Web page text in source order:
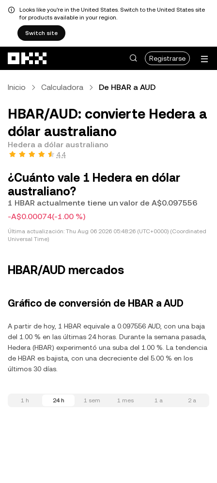
Looks like you're in the United States. Switch to the United States site
for products available in your region.
Switch site
Registrarse
Inicio Calculadora De HBAR a AUD
HBAR/AUD: convierte Hedera a
dólar australiano
Hedera a dólar australiano
4.4
¿Cuánto vale 1 Hedera en dólar
australiano?
1 HBAR actualmente tiene un valor de A$0.097556
-A$0.00074(-1.00 %)
Última actualización: Thu Aug 06 2026 05:48:26 (UTC+0000) (Coordinated
Universal Time)
HBAR/AUD mercados
Gráfico de conversión de HBAR a AUD
A partir de hoy, 1 HBAR equivale a 0.097556 AUD, con una baja
del 1.00 % en las últimas 24 horas. Durante la semana pasada,
Hedera (HBAR) experimentó una suba del 1.00 %. La tendencia
de HBAR es bajista, con una decreciente del 5.00 % en los
últimos 30 días.
1 h 24 h 1 sem 1 mes 1 a 2 a